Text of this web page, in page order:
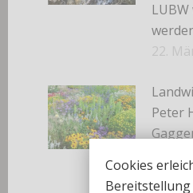
22.
Peter
in
Cookies